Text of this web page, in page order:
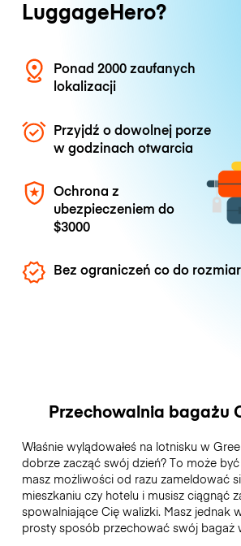
LuggageHero?
Ponad 2000 zaufanych
lokalizacji
Przyjdź o dowolnej porze
w godzinach otwarcia
Ochrona z
ubezpieczeniem do
$3000
Bez ograniczeń co do
Przechowalnia bagażu
Właśnie wylądowałeś na lotnisku w
dobrze zacząć swój dzień? To może
masz możliwości od razu zameldować
mieszkaniu czy hotelu i musisz ciągnąć
spowalniające Cię walizki. Masz jednak
prosty sposób przechować swój bagaż